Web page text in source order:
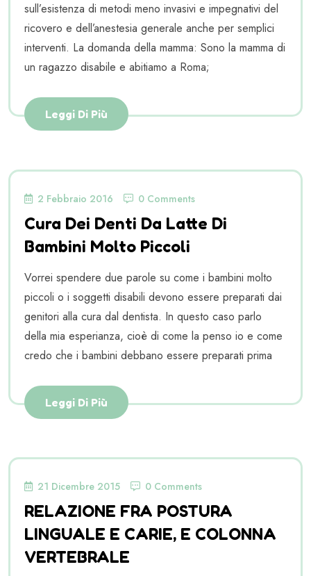
sull’esistenza di metodi meno invasivi e impegnativi del
ricovero e dell’anestesia generale anche per semplici
interventi. La domanda della mamma: Sono la mamma di
un ragazzo disabile e abitiamo a Roma;
Leggi Di Più
2 Febbraio 2016 0 Comments
Cura Dei Denti Da Latte Di
Bambini Molto Piccoli
Vorrei spendere due parole su come i bambini molto
piccoli o i soggetti disabili devono essere preparati dai
genitori alla cura dal dentista. In questo caso parlo
della mia esperianza, cioè di come la penso io e come
credo che i bambini debbano essere preparati prima
Leggi Di Più
21 Dicembre 2015 0 Comments
RELAZIONE FRA POSTURA
LINGUALE E CARIE, E COLONNA
VERTEBRALE